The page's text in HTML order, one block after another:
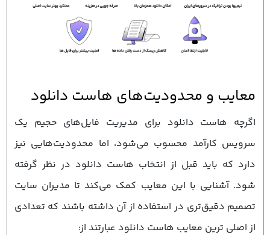
معایب و محدودیت‌های هاست دانلود
اگرچه هاست دانلود برای مدیریت فایل‌های حجیم یک
سرویس کارآمد محسوب می‌شود، اما محدودیت‌هایی نیز
دارد که باید قبل از انتخاب هاست دانلود در نظر گرفته
شود. آشنایی با این معایب کمک می‌کند تا مدیران سایت
تصمیم دقیق‌تری در استفاده از آن داشته باشند که تعدادی
از اصلی ترین معایب هاست دانلود عبارتند از: